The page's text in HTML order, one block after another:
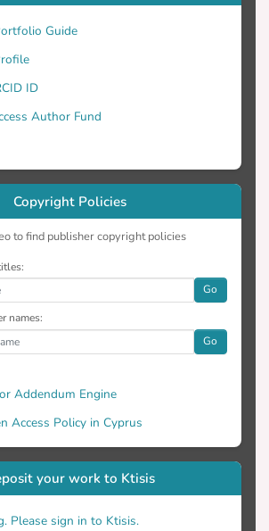
Guide
ID
Author Fund
Copyright Policies
to find publisher copyright policies
Go
names:
Go
Addendum Engine
Access Policy in Cyprus
your work to Ktisis
Please sign in to Ktisis.